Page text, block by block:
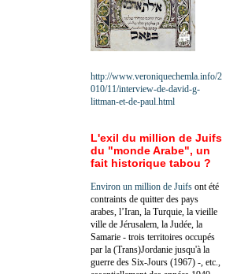
http://www.veroniquechemla.info/2
010/11/interview-de-david-g-
littman-et-de-paul.html
L'exil du million de Juifs
du "monde Arabe", un
fait historique tabou ?
Environ un million de Juifs ont été
contraints de quitter des pays
arabes, l’Iran, la Turquie, la vieille
ville de Jérusalem, la Judée, la
Samarie - trois territoires occupés
par la (Trans)Jordanie jusqu'à la
guerre des Six-Jours (1967) -, etc.,